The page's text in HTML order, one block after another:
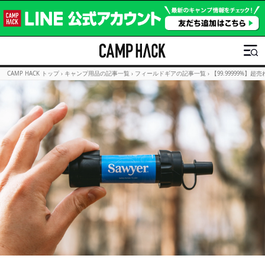
CAMP HACK トップ › キャンプ用品の記事一覧 › フィールドギアの記事一覧 › 【99.99999%】超